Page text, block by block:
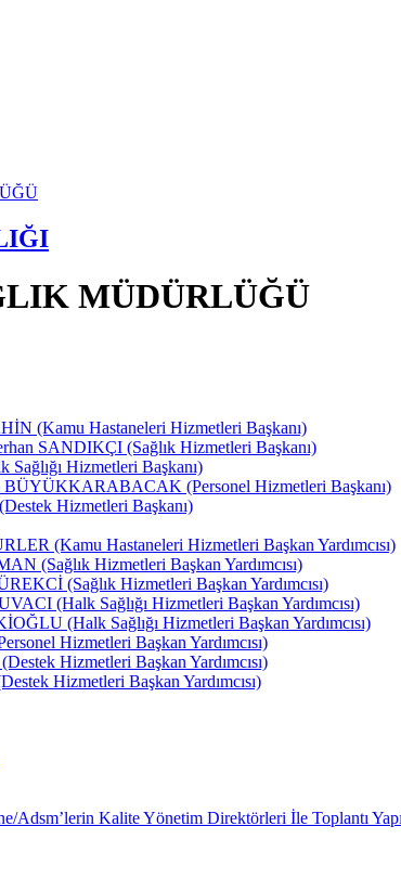
MÜDÜRLÜĞÜ
(Kamu Hastaneleri Hizmetleri Başkanı)
SANDIKÇI (Sağlık Hizmetleri Başkanı)
Hizmetleri Başkanı)
BÜYÜKKARABACAK (Personel Hizmetleri Başkanı)
Hizmetleri Başkanı)
(Kamu Hastaneleri Hizmetleri Başkan Yardımcısı)
(Sağlık Hizmetleri Başkan Yardımcısı)
(Sağlık Hizmetleri Başkan Yardımcısı)
(Halk Sağlığı Hizmetleri Başkan Yardımcısı)
(Halk Sağlığı Hizmetleri Başkan Yardımcısı)
Hizmetleri Başkan Yardımcısı)
Hizmetleri Başkan Yardımcısı)
Hizmetleri Başkan Yardımcısı)
Adsm’lerin Kalite Yönetim Direktörleri İle Toplantı